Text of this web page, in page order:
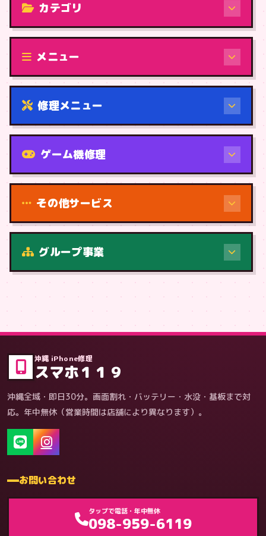
カテゴリ
修理（機種から）
メニュー
修理メニュー
機種から
症状・内容から
ゲーム機修理
その他サービス
グループ事業
沖縄 iPhone修理
スマホ１１９
沖縄全域・即日30分。画面割れ・バッテリー・水没・基板まで対
応。年中無休（営業時間は店舗により異なります）。
お問い合わせ
タップで電話・年中無休
098-959-6119